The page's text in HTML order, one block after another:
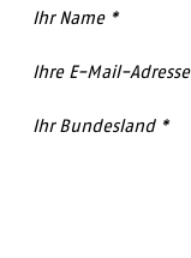
Ihr Name
Ihre E-Mail-Adresse
Ihr Bundesland